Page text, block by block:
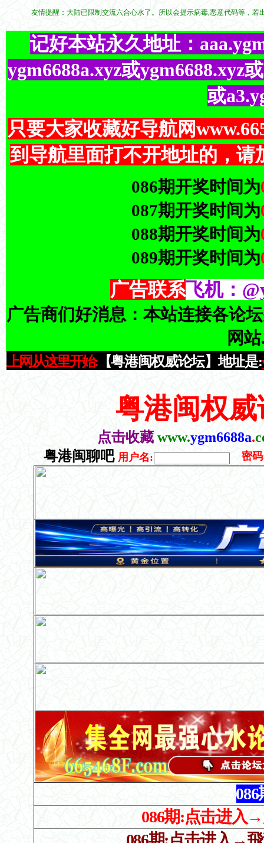
友情提醒：大陆已限制交流六合心水了。所以会提示病毒,恶意代码等，